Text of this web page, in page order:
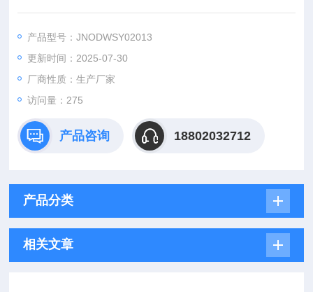
值。吉奥蓝图（JENNIO-LAB）深耕生物医学领域十余载，凭借
机构、药企及医疗机构提供覆盖动物模型构建、药效评价、数据
分析与成果转化的一站式解决方案，助力客户突破科研瓶颈，加
速创新成果落地。
产品型号：JNODWSY02013
更新时间：2025-07-30
厂商性质：生产厂家
访问量：275
产品咨询 18802032712
产品分类
相关文章